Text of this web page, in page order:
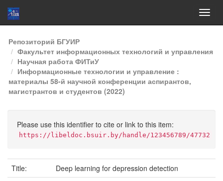
Skip
navigation
Репозиторий БГУИР
Факультет информационных технологий и управления
Научная работа ФИТиУ
Информационные технологии и управление :
материалы 58-й научной конференции аспирантов,
магистрантов и студентов (2022)
Please use this identifier to cite or link to this item:
https://libeldoc.bsuir.by/handle/123456789/47732
Title:
Deep learning for depression detection